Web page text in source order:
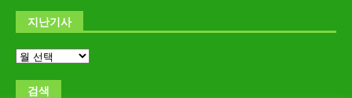
지난기사
검색